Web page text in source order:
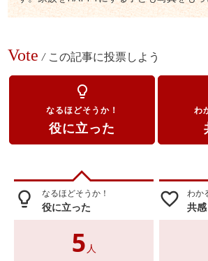
Vote / この記事に投票しよう
lightbulb_outline
なるほどそうか！
役に立った
わ
lightbulb_outline なるほどそうか！
役に立った
5 人
favorite_border わか
共